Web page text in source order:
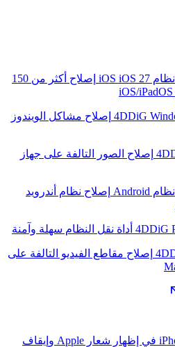
iOS 27
إصلاح أكثر من 150
4DDiG إصلاح مشاكل الويندوز
إصلاح الصور التالفة على جهاز
إصلاح نظام أندرويد
4DDiG أداة نقل النظام سهلة وآمنة
إصلاح مقاطع الفيديو التالفة على
يستمر جهاز iPhone في إظهار شعار Apple وإيقاف